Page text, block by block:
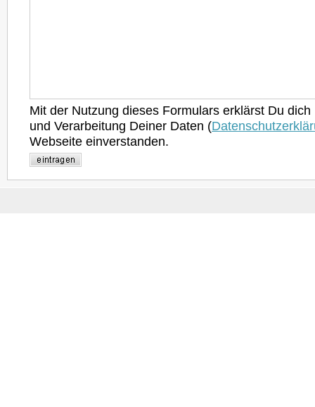
Mit der Nutzung dieses Formulars erklärst Du
und Verarbeitung Deiner Daten (
Webseite einverstanden.